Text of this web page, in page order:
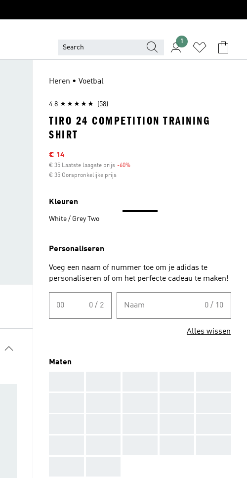
1
Heren • Voetbal
4.8 (58)
TIRO 24 COMPETITION TRAINING
SHIRT
Afgeprijsde prijs
€ 14
€ 35 Laatste laagste prijs -60%
€ 35 Oorspronkelijke prijs
Kleuren
White / Grey Two
Personaliseren
Voeg een naam of nummer toe om je adidas te
personaliseren of om het perfecte cadeau te maken!
00 0 / 2 Naam 0 / 10
Alles wissen
Maten